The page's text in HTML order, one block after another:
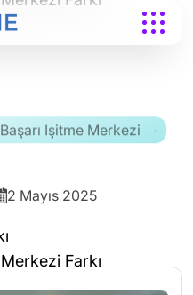
Başarı Işitme Merkezi
2 Mayıs 2025